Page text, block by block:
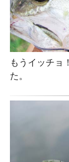
もうイッチョ
た。